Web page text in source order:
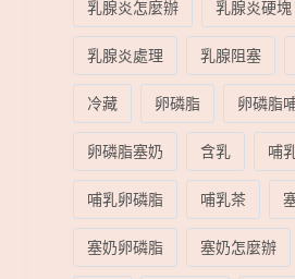
乳腺炎怎麼辦
乳腺炎硬塊
乳腺炎處理
乳腺阻塞
冷藏
卵磷脂
卵磷脂
卵磷脂塞奶
含乳
哺
哺乳卵磷脂
哺乳茶
塞奶卵磷脂
塞奶怎麼辦